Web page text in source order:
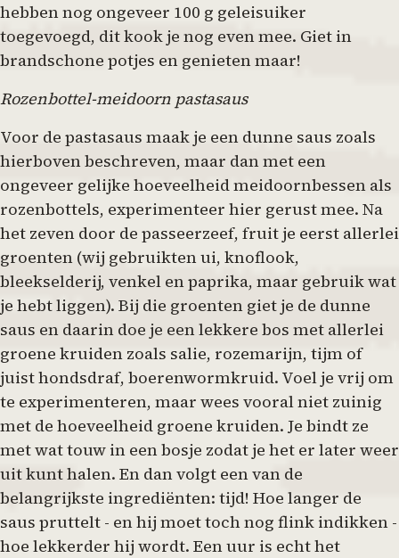
hebben nog ongeveer 100 g geleisuiker
toegevoegd, dit kook je nog even mee. Giet in
brandschone potjes en genieten maar!
Rozenbottel-meidoorn pastasaus
Voor de pastasaus maak je een dunne saus zoals
hierboven beschreven, maar dan met een
ongeveer gelijke hoeveelheid meidoornbessen als
rozenbottels, experimenteer hier gerust mee. Na
het zeven door de passeerzeef, fruit je eerst allerlei
groenten (wij gebruikten ui, knoflook,
bleekselderij, venkel en paprika, maar gebruik wat
je hebt liggen). Bij die groenten giet je de dunne
saus en daarin doe je een lekkere bos met allerlei
groene kruiden zoals salie, rozemarijn, tijm of
juist hondsdraf, boerenwormkruid. Voel je vrij om
te experimenteren, maar wees vooral niet zuinig
met de hoeveelheid groene kruiden. Je bindt ze
met wat touw in een bosje zodat je het er later weer
uit kunt halen. En dan volgt een van de
belangrijkste ingrediënten: tijd! Hoe langer de
saus pruttelt - en hij moet toch nog flink indikken -
hoe lekkerder hij wordt. Een uur is echt het